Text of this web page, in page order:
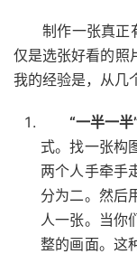
制作一张真正
仅是选张好看的照
我的经验是，从几
“一半一半
式。找一张构
两个人手牵手
分为二。然后
人一张。当你
整的画面。这